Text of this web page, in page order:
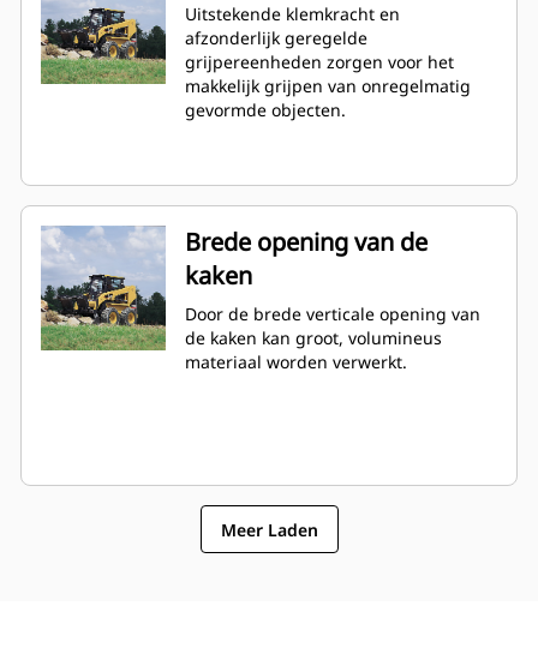
Uitstekende klemkracht en
afzonderlijk geregelde
grijpereenheden zorgen voor het
makkelijk grijpen van onregelmatig
gevormde objecten.
Brede opening van de
kaken
Door de brede verticale opening van
de kaken kan groot, volumineus
materiaal worden verwerkt.
Meer Laden